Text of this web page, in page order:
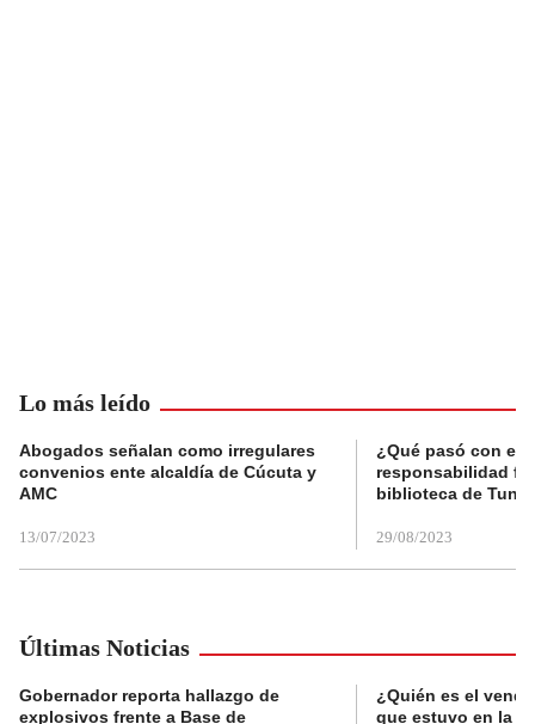
Lo más leído
Abogados señalan como irregulares
convenios ente alcaldía de Cúcuta y
AMC
13/07/2023
¿Qué pasó con el
responsabilidad
biblioteca de
29/08/2023
Últimas Noticias
Gobernador reporta hallazgo de
explosivos frente a Base de
¿Quién es el
que estuvo en la